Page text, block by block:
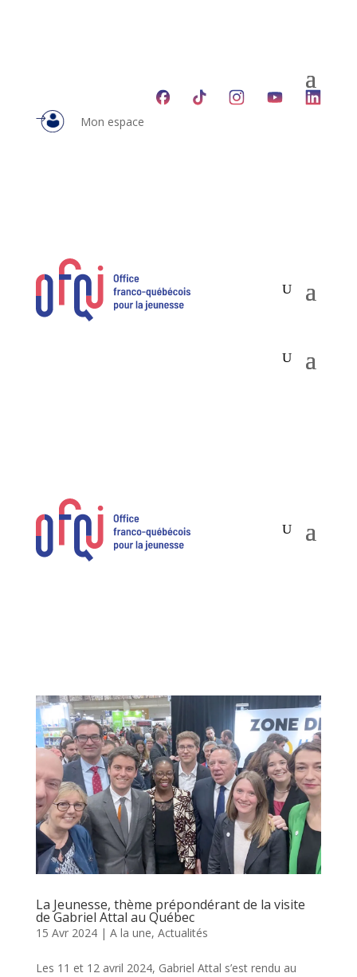
Mon espace
La Jeunesse, thème prépondérant de la visite
de Gabriel Attal au Québec
15 Avr 2024| A la une, Actualités
Les 11 et 12 avril 2024, Gabriel Attal s’est rendu au